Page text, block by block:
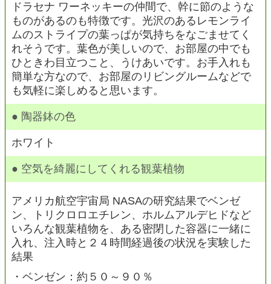
ドラセナ ワーネッキーの仲間で、幹に節のような
ものがあるのも特徴です。光沢のあるレモンライ
ムのストライプの葉っぱが気持ちをなごませてく
れそうです。葉色が美しいので、お部屋の中でも
ひときわ目立つこと、うけあいです。お手入れも
簡単な方なので、お部屋のリビングルームなどで
も気軽に楽しめると思います。
● 陶器鉢の色
ホワイト
● 空気を綺麗にしてくれる観葉植物
アメリカ航空宇宙局 NASAの研究結果でベンゼ
ン、トリクロロエチレン、ホルムアルデヒドなど
いろんな観葉植物を、ある密閉した容器に一緒に
入れ、注入時と２４時間経過後の状況を実験した
結果
・ベンゼン：約５０～９０％